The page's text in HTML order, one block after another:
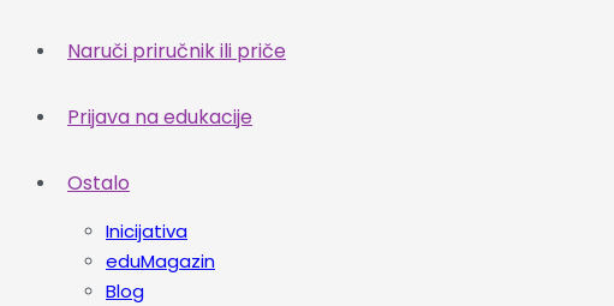
Naruči priručnik ili priče
Prijava na edukacije
Ostalo
Inicijativa
eduMagazin
Blog